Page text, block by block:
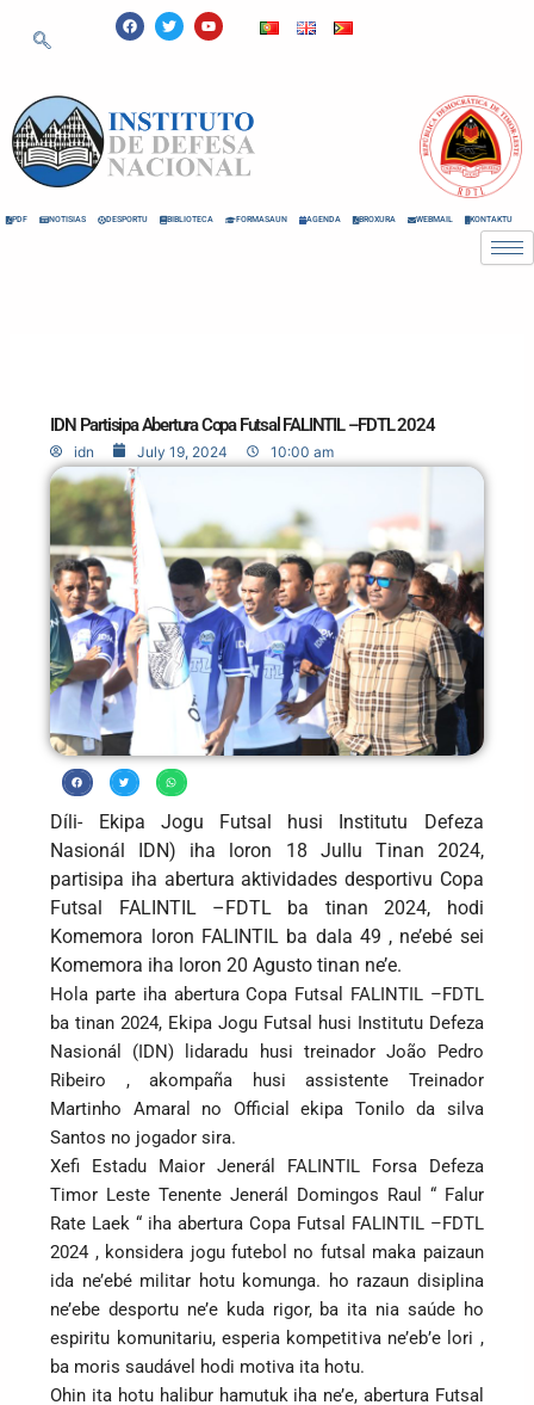
F
a
c
k
T
w
i
Y
o
u
PDF NOTISIAS DESPORTU BIBLIOTECA FORMASAUN AGENDA BROXURA WEBMAIL KONTAKTU
IDN Partisipa Abertura Copa Futsal FALINTIL –FDTL 2024
idn July 19, 2024 10:00 am
Díli- Ekipa Jogu Futsal husi Institutu Defeza
Nasionál IDN) iha loron 18 Jullu Tinan 2024,
partisipa iha abertura aktividades desportivu Copa
Futsal FALINTIL –FDTL ba tinan 2024, hodi
Komemora loron FALINTIL ba dala 49 , ne’ebé sei
Komemora iha loron 20 Agusto tinan ne’e.
Hola parte iha abertura Copa Futsal FALINTIL –FDTL
ba tinan 2024, Ekipa Jogu Futsal husi Institutu Defeza
Nasionál (IDN) lidaradu husi treinador João Pedro
Ribeiro , akompaña husi assistente Treinador
Martinho Amaral no Official ekipa Tonilo da silva
Santos no jogador sira.
Xefi Estadu Maior Jenerál FALINTIL Forsa Defeza
Timor Leste Tenente Jenerál Domingos Raul “ Falur
Rate Laek “ iha abertura Copa Futsal FALINTIL –FDTL
2024 , konsidera jogu futebol no futsal maka paizaun
ida ne’ebé militar hotu komunga. ho razaun disiplina
ne’ebe desportu ne’e kuda rigor, ba ita nia saúde ho
espiritu komunitariu, esperia kompetitiva ne’eb’e lori ,
ba moris saudável hodi motiva ita hotu.
Ohin ita hotu halibur hamutuk iha ne’e, abertura Futsal